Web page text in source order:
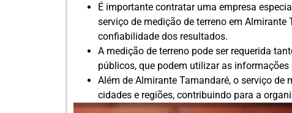
É importante contratar uma empresa
serviço de medição de terreno em
confiabilidade dos resultados.
A medição de terreno pode ser requerida
públicos, que podem utilizar as
Além de Almirante Tamandaré, o serviço
cidades e regiões, contribuindo para a